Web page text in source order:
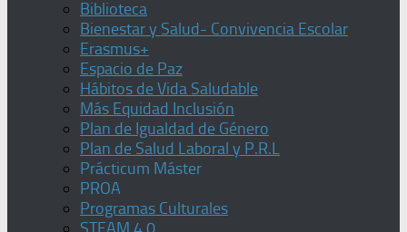
Biblioteca
Bienestar y Salud- Convivencia Escolar
Erasmus+
Espacio de Paz
Hábitos de Vida Saludable
Más Equidad Inclusión
Plan de Igualdad de Género
Plan de Salud Laboral y P.R.L
Prácticum Máster
PROA
Programas Culturales